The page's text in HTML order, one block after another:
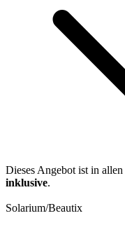
Dieses Angebot ist in allen
inklusive.
Solarium/Beautix